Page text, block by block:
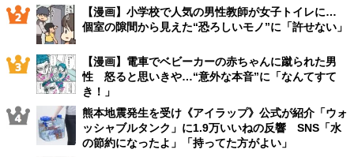
【漫画】小学校で人気の男性教師が女子トイレに…
個室の隙間から見えた“恐ろしいモノ”に「許せない」
【漫画】電車でベビーカーの赤ちゃんに蹴られた男
性 怒ると思いきや…“意外な本音”に「なんてすて
き！」
熊本地震発生を受け《アイラップ》公式が紹介「ウォ
ッシャブルタンク」に1.9万いいねの反響 SNS「水
の節約になったよ」「持ってた方がよい」